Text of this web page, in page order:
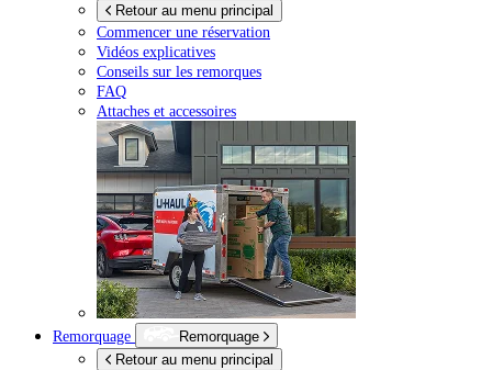
Retour au menu principal
Commencer une réservation
Vidéos explicatives
Conseils sur les remorques
FAQ
Attaches et accessoires
Remorquage
Remorquage
Retour au menu principal